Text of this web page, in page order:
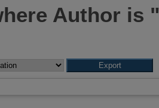
Author is "